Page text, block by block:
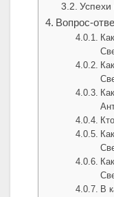
Успехи
Вопрос-
В